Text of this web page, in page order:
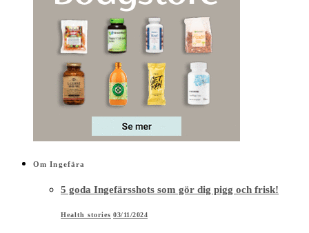
Om Ingefära
5 goda Ingefärsshots som gör dig pigg och frisk!
Health stories 03/11/2024